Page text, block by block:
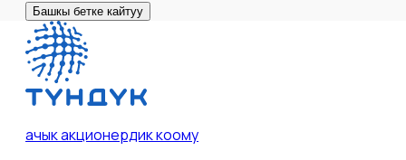
Башкы бетке кайтуу
ачык акционердик коому